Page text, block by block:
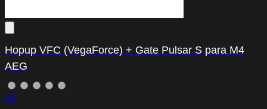
Hopup VFC (VegaForce) + Gate Pulsar S para M4
AEG
(0)